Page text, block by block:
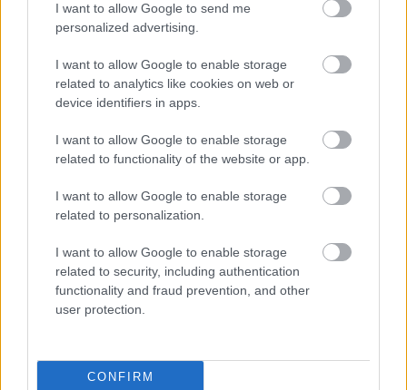
I want to allow Google to send me
personalized advertising.
I want to allow Google to enable storage
related to analytics like cookies on web or
device identifiers in apps.
I want to allow Google to enable storage
related to functionality of the website or app.
I want to allow Google to enable storage
related to personalization.
I want to allow Google to enable storage
related to security, including authentication
functionality and fraud prevention, and other
user protection.
CONFIRM
Hírlevél feliratkozás
Adja meg keresztnevét:
Megismertem és elfogadom aGDPR-szabályzatot
Nem szeretne lemaradni semmiről? Csak egy kattintás, és hírlevelünk a
postaládájába érkezik!
A SZOL24 legfrissebb 24 cikke
Problémák egész Jász-Nagykun-Szolnok megyében: egyre